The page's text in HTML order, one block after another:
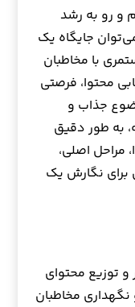
و رو به رشد
جایگاه یک
با مخاطبان
محتوا، فرصتی
جذاب و
به طور دقیق
مراحل اصلی،
برای نگارش یک
و توزیع محتوای
نگهداری مخاطبان